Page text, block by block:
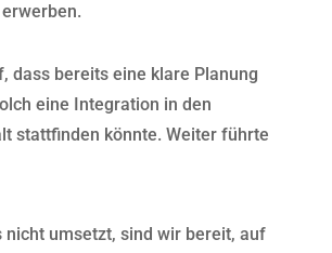
dass bereits eine klare Planung
eine Integration in den
stattfinden könnte. Weiter führte
nicht umsetzt, sind wir bereit, auf